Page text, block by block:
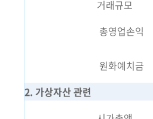
거래규모
총영업손익
원화예치금
2. 가상자산 관련